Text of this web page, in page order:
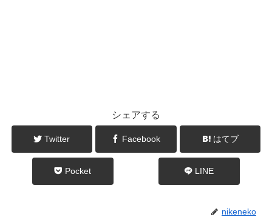
シェアする
Twitter Facebook はてブ
Pocket LINE
nikeneko